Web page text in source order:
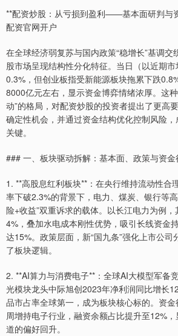
**配资炒股：从亏损到盈利——基本面研判与
配资官网开户
在全球经济弱复苏与国内政策“稳增长”基调
股市场呈现结构性分化特征。当日（以近期
0.3%，但创业板指受新能源板块拖累下跌
8000亿元左右，显示资金博弈情绪浓厚。这
动”的格局，对配资炒股的投资者提出了更高
确定性机会，并通过资金结构优化控制风险
关键。
### 一、板块驱动拆解：基本面、政策与资金
1. **高股息红利板块**：在央行维持流动性合
率下破2.3%的背景下，电力、煤炭、银行等
险+收益”双重诉求的载体。以长江电力为例
4%，叠加水电成本刚性优势，吸引长线资金
达15%。政策层面，新“国九条”强化上市公
了板块逻辑。
2. **AI算力与消费电子**：全球AI大模型军备
光模块龙头中际旭创2023年净利润同比增长
品市占率全球第一，成为板块核心标的。资
周增持电子行业，融资余额占比提升至12%
道的偏好回升。